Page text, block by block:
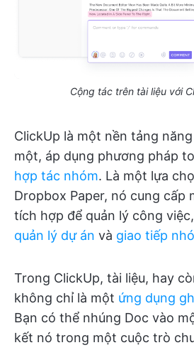
Cộng tác trên tài liệu với
ClickUp là một nền tảng
một, áp dụng phương pháp
hợp tác nhóm. Là một lựa
Dropbox Paper, nó cung cấp
tích hợp để quản lý công
quản lý dự án và giao tiếp
Trong ClickUp, tài liệu, hay
không chỉ là một ứng dụng
Bạn có thể nhúng Doc vào
kết nó trong một cuộc trò